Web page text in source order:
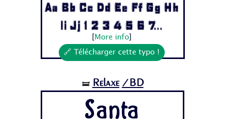
Aa Bb Cc Dd Ee Ff Gg Hh
Ii Jj 1 2 3 4 5 6 7...
More info]
🔗 Télécharger cette typo !
🝛 Relaxe /BD
Santa